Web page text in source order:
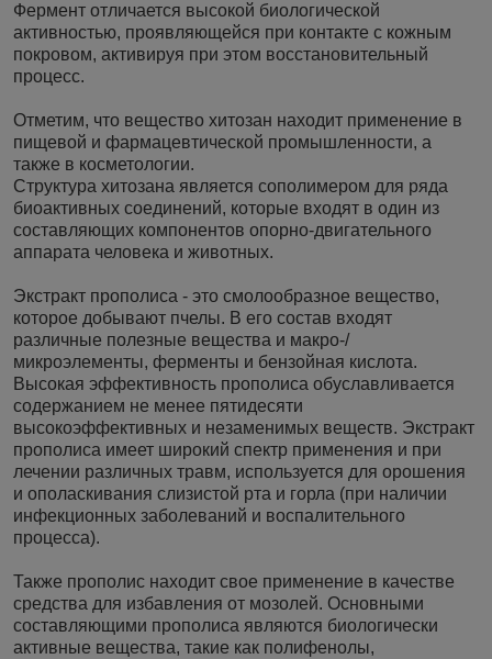
Фермент отличается высокой биологической
активностью, проявляющейся при контакте с кожным
покровом, активируя при этом восстановительный
процесс.
Отметим, что вещество хитозан находит применение в
пищевой и фармацевтической промышленности, а
также в косметологии.
Структура хитозана является сополимером для ряда
биоактивных соединений, которые входят в один из
составляющих компонентов опорно-двигательного
аппарата человека и животных.
Экстракт прополиса - это смолообразное вещество,
которое добывают пчелы. В его состав входят
различные полезные вещества и макро-/
микроэлементы, ферменты и бензойная кислота.
Высокая эффективность прополиса обуславливается
содержанием не менее пятидесяти
высокоэффективных и незаменимых веществ. Экстракт
прополиса имеет широкий спектр применения и при
лечении различных травм, используется для орошения
и ополаскивания слизистой рта и горла (при наличии
инфекционных заболеваний и воспалительного
процесса).
Также прополис находит свое применение в качестве
средства для избавления от мозолей. Основными
составляющими прополиса являются биологически
активные вещества, такие как полифенолы,